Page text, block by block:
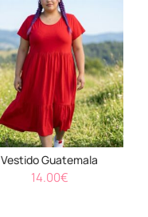
Vestido Guatemala
14.00€